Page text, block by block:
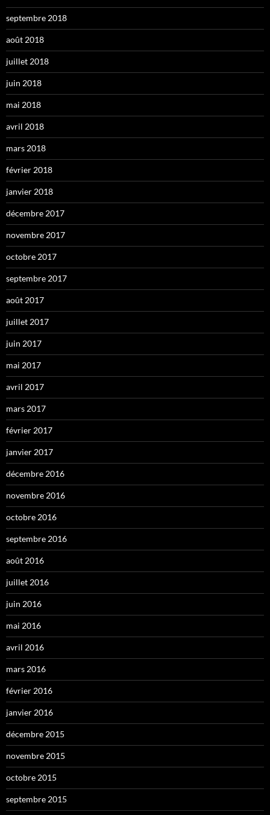
septembre 2018
août 2018
juillet 2018
juin 2018
mai 2018
avril 2018
mars 2018
février 2018
janvier 2018
décembre 2017
novembre 2017
octobre 2017
septembre 2017
août 2017
juillet 2017
juin 2017
mai 2017
avril 2017
mars 2017
février 2017
janvier 2017
décembre 2016
novembre 2016
octobre 2016
septembre 2016
août 2016
juillet 2016
juin 2016
mai 2016
avril 2016
mars 2016
février 2016
janvier 2016
décembre 2015
novembre 2015
octobre 2015
septembre 2015